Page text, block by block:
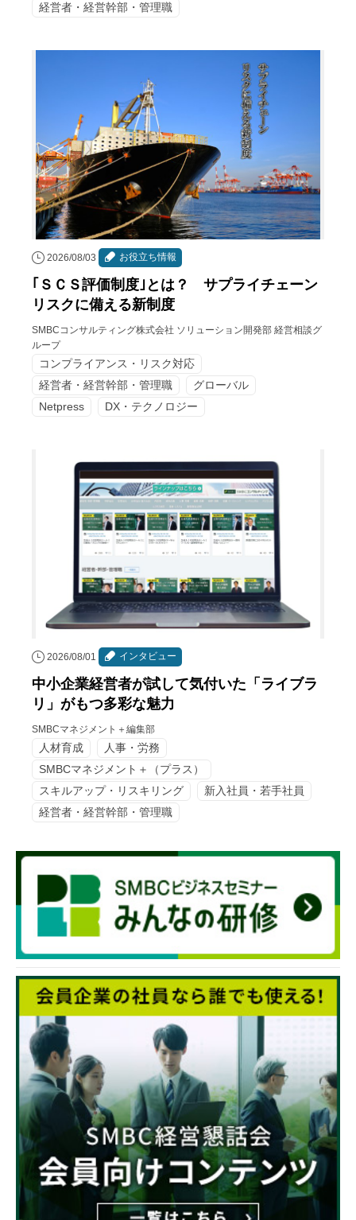
経営者・経営幹部・管理職
2026/08/03 お役立ち情報
｢ＳＣＳ評価制度｣とは？ サプライチェーン
リスクに備える新制度
SMBCコンサルティング株式会社 ソリューション開発部 経営相談グ
ループ
コンプライアンス・リスク対応
経営者・経営幹部・管理職
グローバル
Netpress
DX・テクノロジー
2026/08/01 インタビュー
中小企業経営者が試して気付いた「ライブラ
リ」がもつ多彩な魅力
SMBCマネジメント＋編集部
人材育成
人事・労務
SMBCマネジメント＋（プラス）
スキルアップ・リスキリング
新入社員・若手社員
経営者・経営幹部・管理職